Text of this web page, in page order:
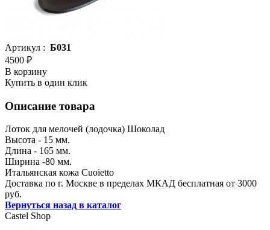
Артикул : Б031
4500 ₽
В корзину
Купить в один клик
Описание товара
Лоток для мелочей (лодочка) Шоколад
Высота - 15 мм.
Длина - 165 мм.
Ширина -80 мм.
Итальянская кожа Cuoietto
Доставка по г. Москве в пределах МКАД бесплатная от 3000
руб.
Вернуться назад в каталог
Castel Shop